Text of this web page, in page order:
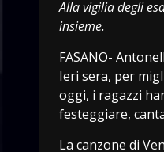
Alla vigilia degli
insieme.
FASANO-
Ieri sera, per
oggi, i ragazzi
festeggiare,
La canzone di